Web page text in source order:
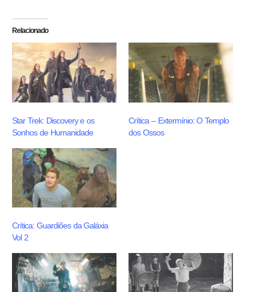
Relacionado
Star Trek: Discovery e os
Sonhos de Humanidade
Crítica – Extermínio: O Templo
dos Ossos
Crítica: Guardiões da Galáxia
Vol 2